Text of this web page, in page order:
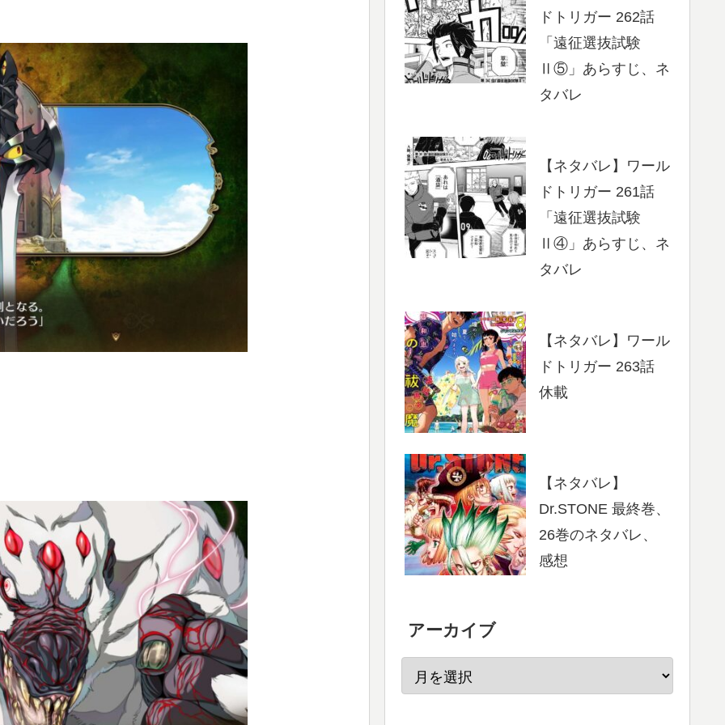
ドトリガー 262話
「遠征選抜試験
Ⅱ⑤」あらすじ、ネ
タバレ
【ネタバレ】ワール
ドトリガー 261話
「遠征選抜試験
Ⅱ④」あらすじ、ネ
タバレ
【ネタバレ】ワール
ドトリガー 263話
休載
【ネタバレ】
Dr.STONE 最終巻、
26巻のネタバレ、
感想
アーカイブ